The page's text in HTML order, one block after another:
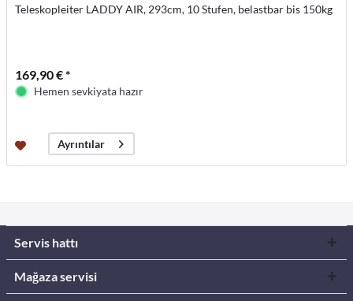
Teleskopleiter LADDY AIR, 293cm, 10 Stufen, belastbar bis 150kg
169,90 € *
Hemen sevkiyata hazır
Ayrıntılar
Servis hattı
Mağaza servisi